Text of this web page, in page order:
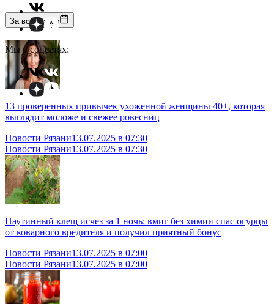
Мы в соцсетях:
За все время
13 проверенных привычек ухоженной женщины 40+, которая
выглядит моложе и свежее ровесниц
Новости Рязани13.07.2025 в 07:30
Новости Рязани13.07.2025 в 07:30
Паутинный клещ исчез за 1 ночь: вмиг без химии спас огурцы
от коварного вредителя и получил приятный бонус
Новости Рязани13.07.2025 в 07:00
Новости Рязани13.07.2025 в 07:00